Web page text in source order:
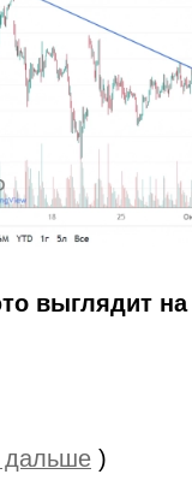
выглядит
дальше )